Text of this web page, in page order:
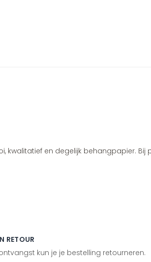
kwalitatief en degelijk behangpapier.
RETOUR
kun je je bestelling retourneren.